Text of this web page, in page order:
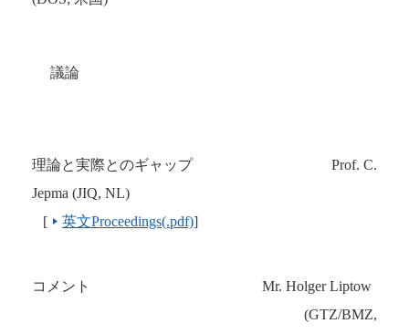
議論
理論と実際とのギャップ Prof. C.
Jepma (JIQ, NL)
[
英文Proceedings(.pdf)]
コメント
Mr. Holger Liptow
(GTZ/BMZ,